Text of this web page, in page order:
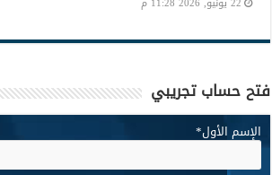
فتح حساب تجريبي
الإسم الأول*